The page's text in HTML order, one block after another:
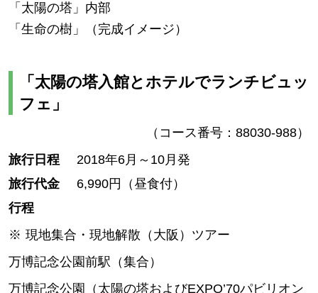
「太陽の塔」内部
「生命の樹」（完成イメージ）
「太陽の塔入館とホテルでランチビュッ
フェ」
（コース番号：88030-988）
旅行日程
2018年6月～10月発
旅行代金
6,990円（昼食付）
行程
現地集合・現地解散（大阪）ツアー
万博記念公園前駅（集合）
万博記念公園（太陽の塔およびEXPO’70パビリオン